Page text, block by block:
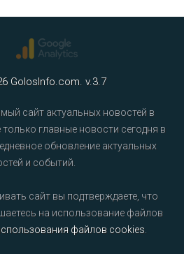
GolosInfo.com. v.3.7
сайт актуальных новостей в
главные новости сегодня в
обновление актуальных
и событий.
сайт вы подтверждаете, что
на использование файлов
файлов cookies